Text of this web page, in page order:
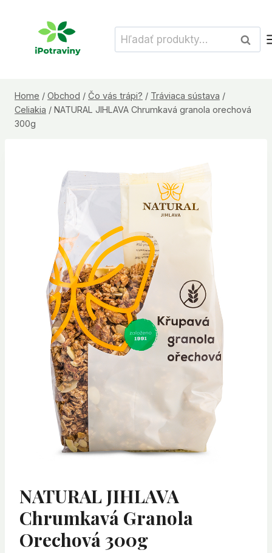
Hľadať:
Home / Obchod / Čo vás trápi? / Tráviaca sústava /
Celiakia / NATURAL JIHLAVA Chrumkavá granola orechová
300g
NATURAL JIHLAVA
Chrumkavá Granola
Orechová 300g